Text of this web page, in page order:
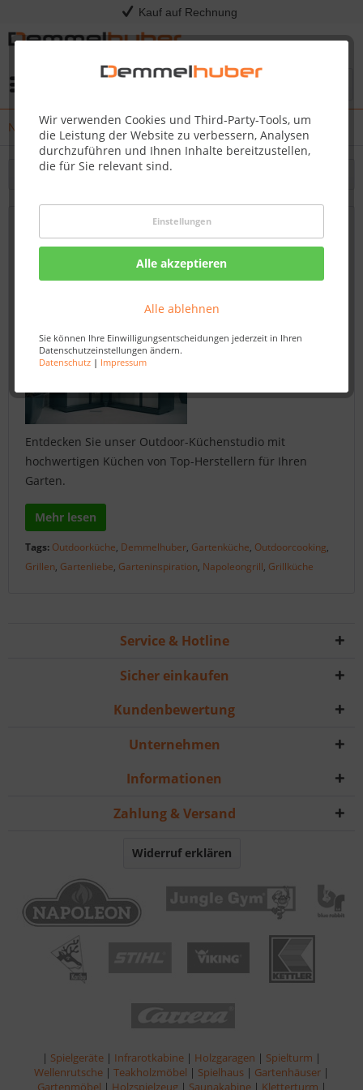
Kauf auf Rechnung
Wir verwenden Cookies und Third-Party-Tools, um
die Leistung der Website zu verbessern, Analysen
durchzuführen und Ihnen Inhalte bereitzustellen,
die für Sie relevant sind.
Einstellungen
Alle akzeptieren
Alle ablehnen
Sie können Ihre Einwilligungsentscheidungen jederzeit in Ihren
Datenschutzeinstellungen ändern.
Datenschutz| Impressum
News
Filtern
Exklusive Outdoor-Küchen bei
Demmelhuber: Entdecken Sie Ihr
Traumküchenparadies!
Entdecken Sie unser Outdoor-Küchenstudio mit
hochwertigen Küchen von Top-Herstellern für Ihren
Garten.
Mehr lesen
Tags: Outdoorküche, Demmelhuber, Gartenküche, Outdoorcooking,
Grillen, Gartenliebe, Garteninspiration, Napoleongrill, Grillküche
Service & Hotline
Sicher einkaufen
Kundenbewertung
Unternehmen
Informationen
Zahlung & Versand
Widerruf erklären
| Spielgeräte | Infrarotkabine | Holzgaragen | Spielturm |
Wellenrutsche | Teakholzmöbel | Spielhaus | Gartenhäuser |
Gartenmöbel | Holzspielzeug | Saunakabine | Kletterturm |